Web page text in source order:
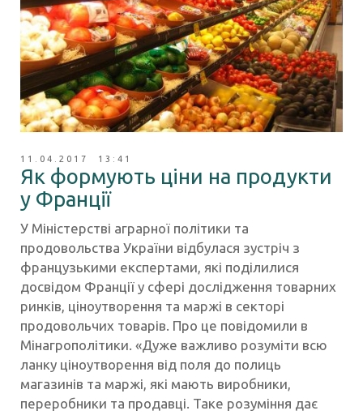
11.04.2017 13:41
Як формують ціни на продукти
у Франції
У Міністерстві аграрної політики та
продовольства України відбулася зустріч з
французькими експертами, які поділилися
досвідом Франції у сфері дослідження товарних
ринків, ціноутворення та маржі в секторі
продовольчих товарів. Про це повідомили в
Мінагрополітики. «Дуже важливо розуміти всю
ланку ціноутворення від поля до полиць
магазинів та маржі, які мають виробники,
переробники та продавці. Таке розуміння дає